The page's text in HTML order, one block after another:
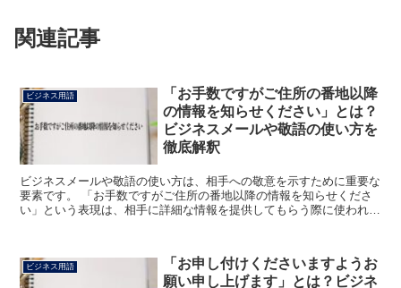
関連記事
ビジネス用語
「お手数ですがご住所の番地以降
の情報を知らせください」とは？
ビジネスメールや敬語の使い方を
徹底解釈
ビジネスメールや敬語の使い方は、相手への敬意を示すために重要な
要素です。 「お手数ですがご住所の番地以降の情報を知らせくださ
い」という表現は、相手に詳細な情報を提供してもらう際に使われま
ビジネス用語
「お申し付けくださいますようお
願い申し上げます」とは？ビジネ